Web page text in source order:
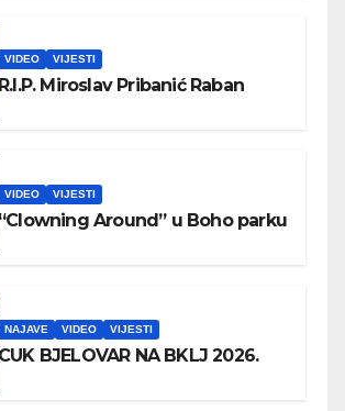
VIDEO VIJESTI
R.I.P. Miroslav Pribanić Raban
VIDEO VIJESTI
“Clowning Around” u Boho parku
NAJAVE VIDEO VIJESTI
CUK BJELOVAR NA BKLJ 2026.